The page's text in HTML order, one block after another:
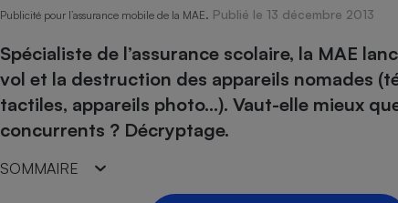
Publicité pour l’assurance mobile de la MAE. Publié le 13 décembre 2013
Spécialiste de l’assurance scolaire, la MAE
vol et la destruction des appareils nomades
tactiles, appareils photo…). Vaut-elle mieux
concurrents ? Décryptage.
SOMMAIRE
Nutrition
Sécurité - Hygiène
Assurance
Banque - Crédit
Assurance auto
Circulation routière
Contrôle technique
Crédit immobilier
Choisir son fioul
Choisir son pellet
Comparateur assurance emprunteur